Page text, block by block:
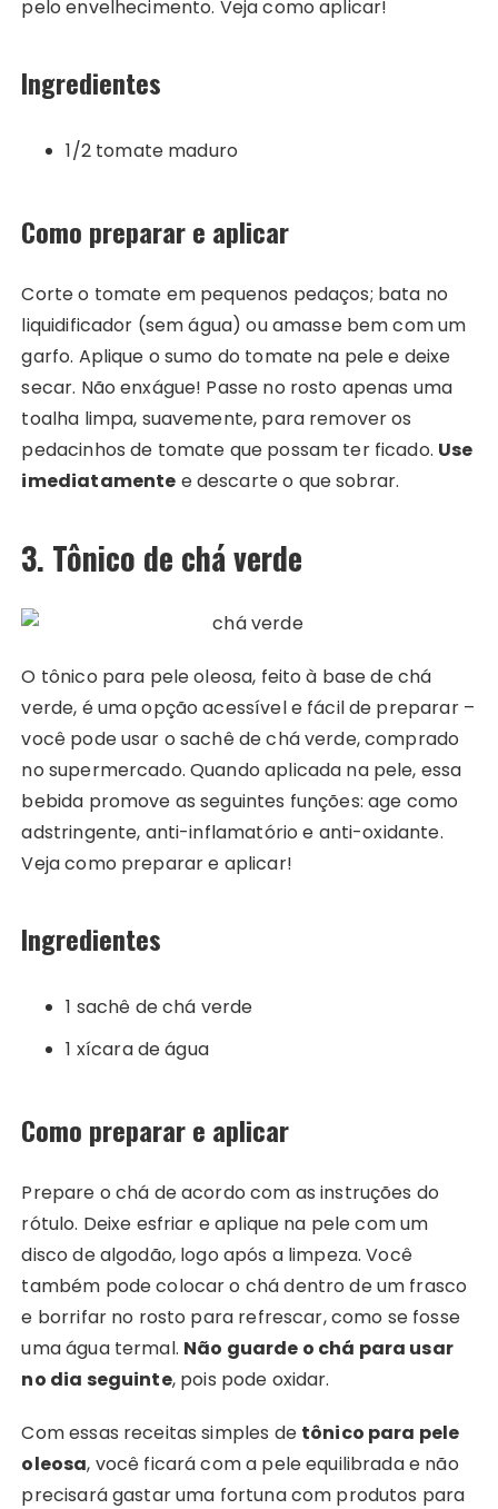
pelo envelhecimento. Veja como aplicar!
Ingredientes
1/2 tomate maduro
Como preparar e aplicar
Corte o tomate em pequenos pedaços; bata no
liquidificador (sem água) ou amasse bem com um
garfo. Aplique o sumo do tomate na pele e deixe
secar. Não enxágue! Passe no rosto apenas uma
toalha limpa, suavemente, para remover os
pedacinhos de tomate que possam ter ficado. Use
imediatamente e descarte o que sobrar.
3. Tônico de chá verde
O tônico para pele oleosa, feito à base de chá
verde, é uma opção acessível e fácil de preparar –
você pode usar o sachê de chá verde, comprado
no supermercado. Quando aplicada na pele, essa
bebida promove as seguintes funções: age como
adstringente, anti-inflamatório e anti-oxidante.
Veja como preparar e aplicar!
Ingredientes
1 sachê de chá verde
1 xícara de água
Como preparar e aplicar
Prepare o chá de acordo com as instruções do
rótulo. Deixe esfriar e aplique na pele com um
disco de algodão, logo após a limpeza. Você
também pode colocar o chá dentro de um frasco
e borrifar no rosto para refrescar, como se fosse
uma água termal. Não guarde o chá para usar
no dia seguinte, pois pode oxidar.
Com essas receitas simples de tônico para pele
oleosa, você ficará com a pele equilibrada e não
precisará gastar uma fortuna com produtos para